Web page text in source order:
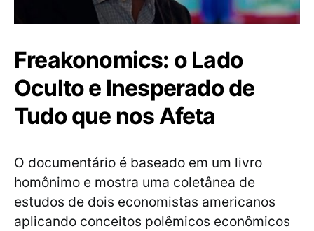
Freakonomics: o Lado
Oculto e Inesperado de
Tudo que nos Afeta
O documentário é baseado em um livro
homônimo e mostra uma coletânea de
estudos de dois economistas americanos
aplicando conceitos polêmicos econômicos